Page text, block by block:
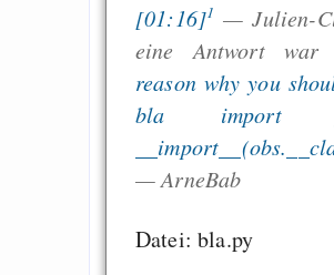
[01:16]1 — Julien-
eine Antwort
reason why you
bla import
— ArneBab
Datei: bla.py